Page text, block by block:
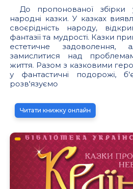
До пропонованої збірки
народні казки. У казках
своєрідність народу,
фантазії та мудрості. Казки
естетичне
замислитися над
життя. Разом з казковими
у фантастичні подорожі,
розв'язуємо
Читати книжку онлайн